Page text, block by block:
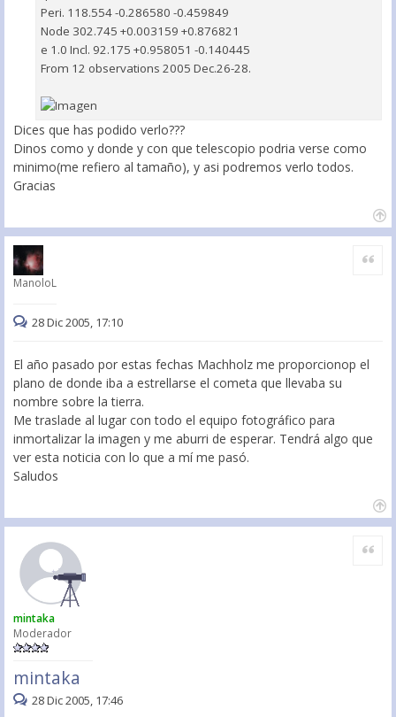
Peri. 118.554 -0.286580 -0.459849
Node 302.745 +0.003159 +0.876821
e 1.0 Incl. 92.175 +0.958051 -0.140445
From 12 observations 2005 Dec.26-28.
Dices que has podido verlo???
Dinos como y donde y con que telescopio podria verse como
minimo(me refiero al tamaño), y asi podremos verlo todos.
Gracias
ManoloL
Citar
28 Dic 2005, 17:10
El año pasado por estas fechas Machholz me proporcionop el
plano de donde iba a estrellarse el cometa que llevaba su
nombre sobre la tierra.
Me traslade al lugar con todo el equipo fotográfico para
inmortalizar la imagen y me aburri de esperar. Tendrá algo que
ver esta noticia con lo que a mí me pasó.
Saludos
mintaka
Moderador
mintaka
Citar
28 Dic 2005, 17:46